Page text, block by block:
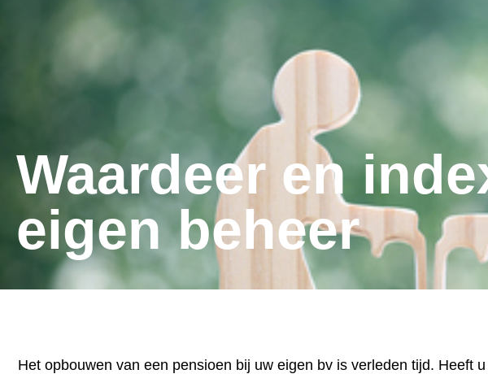
Waardeer en
eigen beheer
Het opbouwen van een pensioen bij uw eigen bv is verleden tijd. Heeft